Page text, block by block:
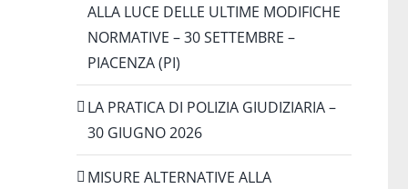
ALLA LUCE DELLE ULTIME MODIFICHE
NORMATIVE – 30 SETTEMBRE –
PIACENZA (PI)
LA PRATICA DI POLIZIA GIUDIZIARIA –
30 GIUGNO 2026
MISURE ALTERNATIVE ALLA